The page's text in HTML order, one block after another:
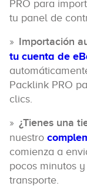
PRO para
tu panel de
Importación
tu cuenta de
Packlink PRO
clics.
¿Tienes una
nuestro
comienza a
pocos minutos
transporte.